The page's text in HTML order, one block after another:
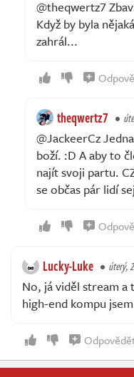
@theqwertz7
Když by byla
zahrál...
theqwertz7
@JackeerCz
boží. :D A aby to
najít svoji partu.
se občas pár lidí
Lucky-Luke úterý,
No, já viděl stream
high-end kompu